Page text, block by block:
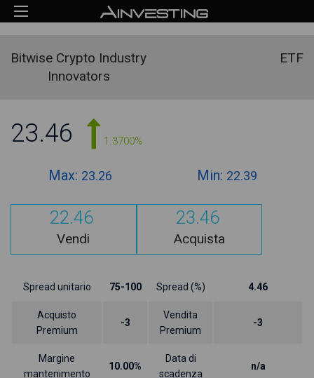
Bitwise Crypto Industry
Innovators
ETF
23.46 1.3700%
Max: 23.26 Min: 22.39
22.46
Vendi
23.46
Acquista
Spread unitario 75-100 Spread (%) 4.46
Acquisto
Premium
-3
Vendita
Premium
-3
Margine
mantenimento
10.00%
Data di
scadenza
n/a